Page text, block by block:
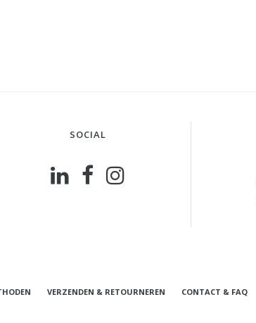
SOCIAL
VERZENDEN & RETOURNEREN CONTACT & FAQ